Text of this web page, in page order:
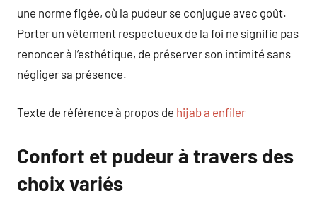
une norme figée, où la pudeur se conjugue avec goût.
Porter un vêtement respectueux de la foi ne signifie pas
renoncer à l’esthétique, de préserver son intimité sans
négliger sa présence.
Texte de référence à propos de hijab a enfiler
Confort et pudeur à travers des
choix variés